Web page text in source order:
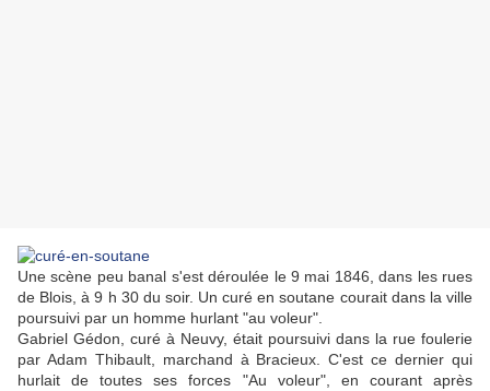
Une scène peu banal s'est déroulée le 9 mai 1846, dans les rues
de Blois, à 9 h 30 du soir. Un curé en soutane courait dans la ville
poursuivi par un homme hurlant "au voleur".
Gabriel Gédon, curé à Neuvy, était poursuivi dans la rue foulerie
par Adam Thibault, marchand à Bracieux. C'est ce dernier qui
hurlait de toutes ses forces "Au voleur", en courant après